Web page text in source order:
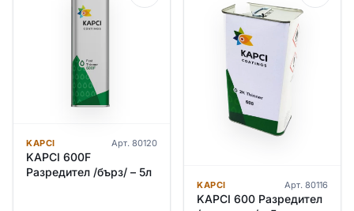
KAPCI Арт. 80120
KAPCI 600F
Разредител /бърз/ – 5л
KAPCI Арт. 80116
KAPCI 600 Разредител